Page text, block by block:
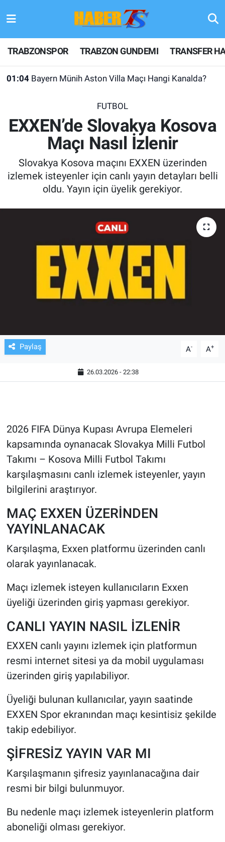
TRABZONSPOR TRABZON GUNDEMI TRANSFER
01:04 Bayern Münih Aston Villa Maçı Hangi Kanalda?
FUTBOL
EXXEN’de Slovakya Kosova
Maçı Nasıl İzlenir
Slovakya Kosova maçını EXXEN üzerinden
izlemek isteyenler için canlı yayın detayları belli
oldu. Yayın için üyelik gerekiyor.
Paylaş A- A+
26.03.2026 - 22:38
2026 FIFA Dünya Kupası Avrupa Elemeleri
kapsamında oynanacak Slovakya Milli Futbol
Takımı – Kosova Milli Futbol Takımı
karşılaşmasını canlı izlemek isteyenler, yayın
bilgilerini araştırıyor.
MAÇ EXXEN ÜZERİNDEN
YAYINLANACAK
Karşılaşma, Exxen platformu üzerinden canlı
olarak yayınlanacak.
Maçı izlemek isteyen kullanıcıların Exxen
üyeliği üzerinden giriş yapması gerekiyor.
CANLI YAYIN NASIL İZLENİR
EXXEN canlı yayını izlemek için platformun
resmi internet sitesi ya da mobil uygulaması
üzerinden giriş yapılabiliyor.
Üyeliği bulunan kullanıcılar, yayın saatinde
EXXEN Spor ekranından maçı kesintisiz şekilde
takip edebiliyor.
ŞİFRESİZ YAYIN VAR MI
Karşılaşmanın şifresiz yayınlanacağına dair
resmi bir bilgi bulunmuyor.
Bu nedenle maçı izlemek isteyenlerin platform
aboneliği olması gerekiyor.
TRABZONSPOR
TRABZON GUNDEMI
KULİS MEYDANI
1461 TRABZON
FUTBOL
TV VE SİNEMA
BASKETBOL
KÜLTÜR SANAT
EĞİTİM
ÇEVRE
HABERDE İNSAN
SPOR
MAGAZİN
Hava Durumu
Trafik Durumu
Son Dakika Haberleri
Haber Arşivi